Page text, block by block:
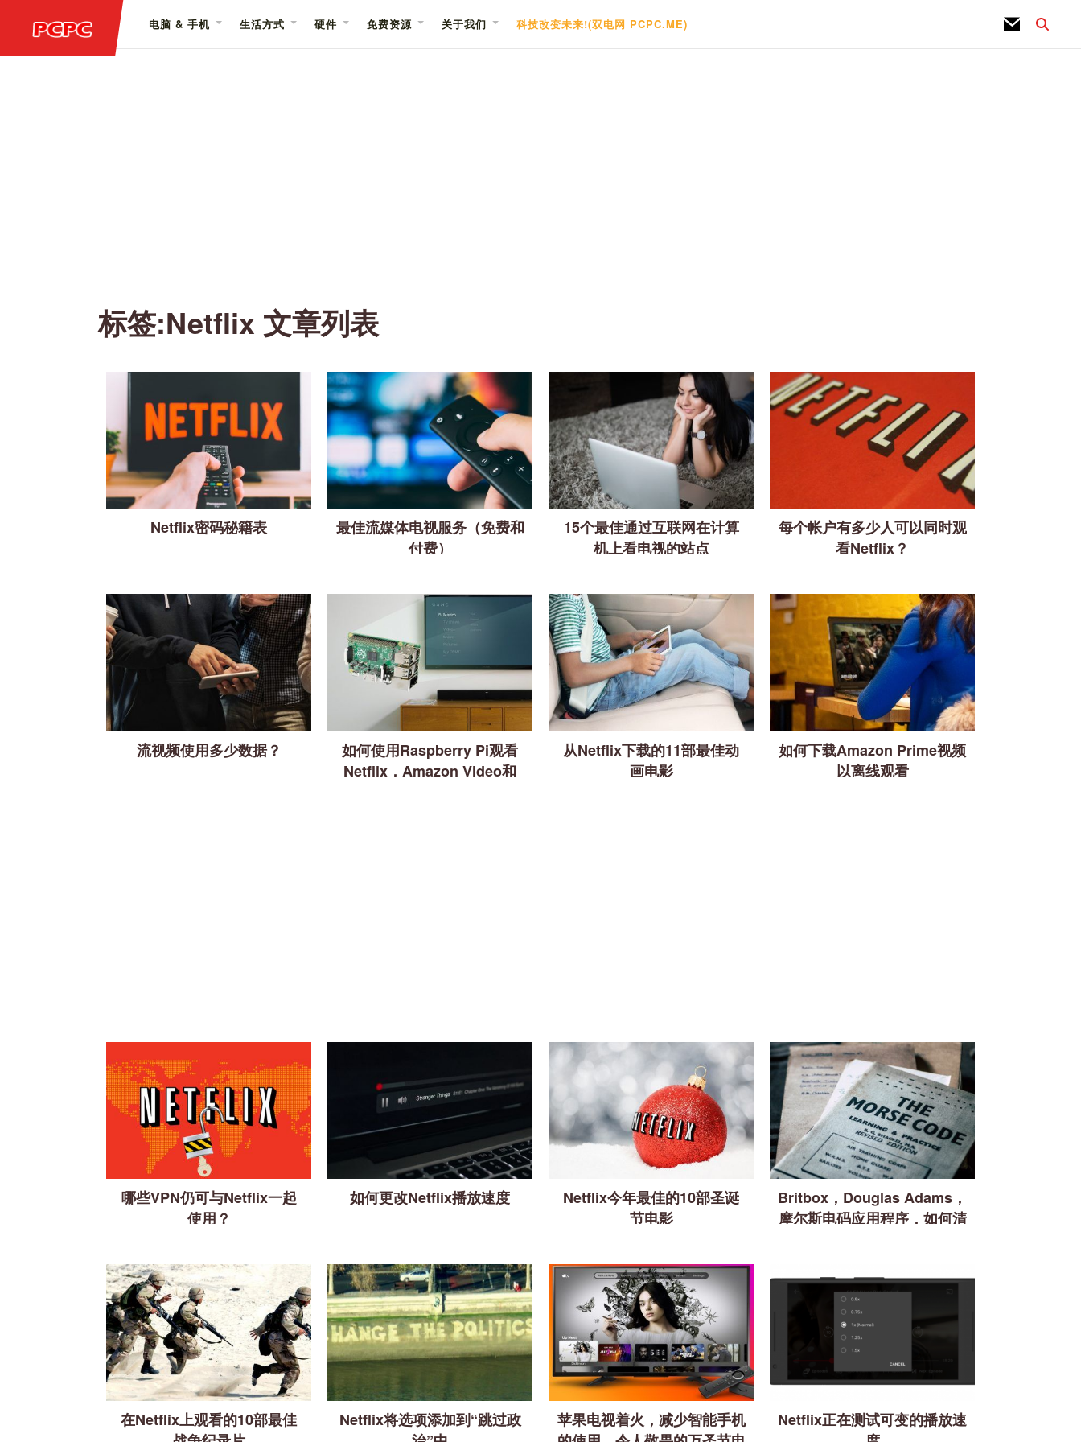
电脑 & 手机 生活方式 硬件 免费资源 关于我们 科技改变未来!(双电网 PCPC.ME)
标签:Netflix 文章列表
Netflix密码秘籍表
最佳流媒体电视服务（免费和
付费）
15个最佳通过互联网在计算
机上看电视的站点
每个帐户有多少人可以同时观
看Netflix？
流视频使用多少数据？
如何使用Raspberry Pi观看
Netflix，Amazon Video和
从Netflix下载的11部最佳动
画电影
如何下载Amazon Prime视频
以离线观看
哪些VPN仍可与Netflix一起
使用？
如何更改Netflix播放速度
Netflix今年最佳的10部圣诞
节电影
Britbox，Douglas Adams，
摩尔斯电码应用程序，如何清
在Netflix上观看的10部最佳
Netflix将选项添加到“跳过政
苹果电视着火，减少智能手机
Netflix正在测试可变的播放速